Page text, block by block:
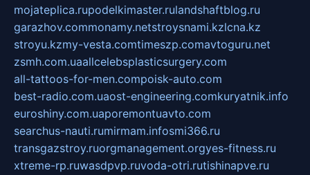
mojateplica.rupodelkimaster.rulandshaftblog.ru
garazhov.commonamy.netstroysnami.kzlcna.kz
stroyu.kzmy-vesta.comtimeszp.comavtoguru.net
zsmh.com.uaallcelebsplasticsurgery.com
all-tattoos-for-men.compoisk-auto.com
best-radio.com.uaost-engineering.comkuryatnik.info
euroshiny.com.uaporemontuavto.com
searchus-nauti.rumirmam.infosmi366.ru
transgazstroy.ruorgmanagement.orgyes-fitness.ru
xtreme-rp.ruwasdpvp.ruvoda-otri.rutishinapve.ru